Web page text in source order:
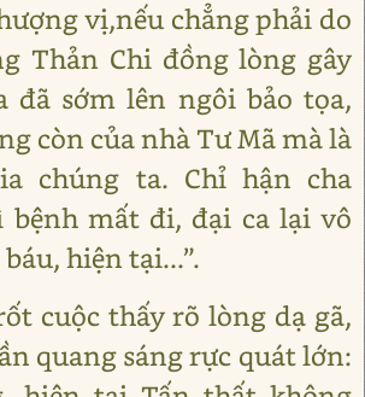
vị,nếu chẳng phải do
Thản Chi đồng lòng gây
đã sớm lên ngôi bảo tọa,
còn của nhà Tư Mã mà là
chúng ta. Chỉ hận cha
bệnh mất đi, đại ca lại vô
hiện tại...”.
cuộc thấy rõ lòng dạ gã,
quang sáng rực quát lớn: